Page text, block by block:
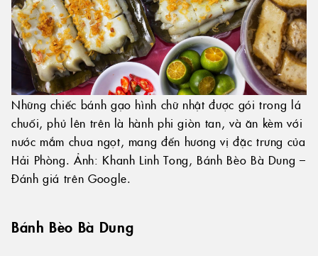
Những chiếc bánh gạo hình chữ nhật được gói trong lá
chuối, phủ lên trên là hành phi giòn tan, và ăn kèm với
nước mắm chua ngọt, mang đến hương vị đặc trưng của
Hải Phòng. Ảnh: Khanh Linh Tong, Bánh Bèo Bà Dung –
Đánh giá trên Google.
Bánh Bèo Bà Dung